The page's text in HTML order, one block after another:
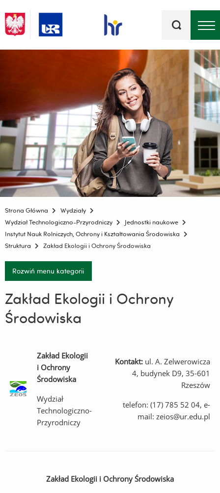
kluczowe
Strona Główna
Wydziały
Wydział Technologiczno-Przyrodniczy
Jednostki naukowe
Instytut Nauk Rolniczych, Ochrony i Kształtowania Środowiska
Struktura
Zakład Ekologii i Ochrony Środowiska
Rozwiń menu kategorii
Zakład Ekologii i Ochrony
Środowiska
Zakład Ekologii
i Ochrony
Środowiska
Wydział
Technologiczno-
Przyrodniczy
Kontakt: ul. A. Zelwerowicza
4, budynek D9, 35-601
Rzeszów
telefon: (17) 785 52 04, e-
mail: zeios@ur.edu.pl
Zakład Ekologii i Ochrony Środowiska